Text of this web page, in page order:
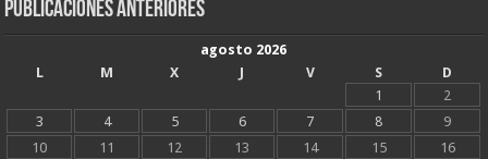
Publicaciones Anteriores
agosto 2026
L
M X J V S
D
1
2
3
4 5 6 7 8
9
10
11 12 13 14 15
16